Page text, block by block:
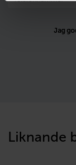
Jag
Liknande